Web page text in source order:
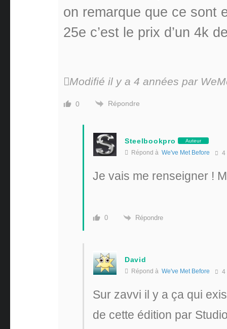
on remarque que ce sont
25e c’est le prix d’un 4k
Modifié il y a 4 années par
0 Répondre
Steelbookpro Auteur
Répond à We've Met Before 4
Je vais me renseigner !
0 Répondre
David
Répond à We've Met Before 4
Sur zavvi il y a ça qui
de cette édition par